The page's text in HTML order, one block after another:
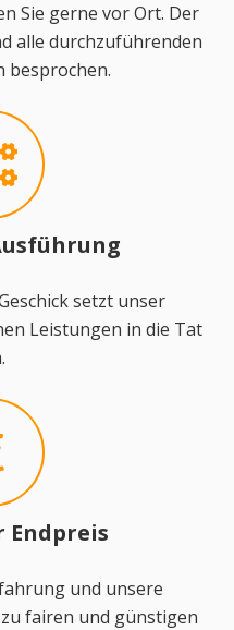
Sie gerne vor Ort. Der
alle durchzuführenden
besprochen.
setzt unser
Leistungen in die Tat
Endpreis
und unsere
fairen und günstigen